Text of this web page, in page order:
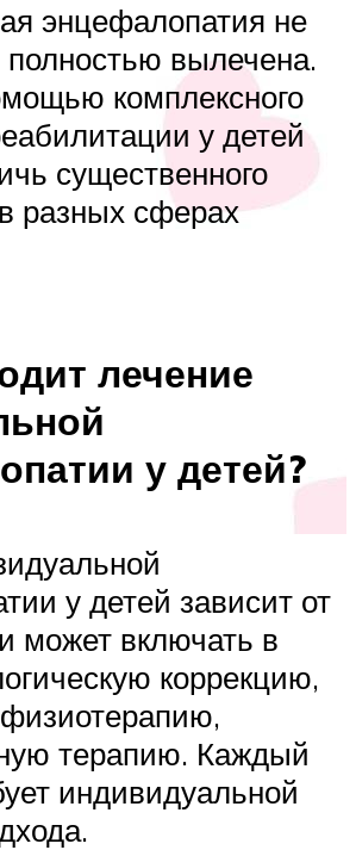
энцефалопатия не
вылечена.
комплексного
у детей
существенного
разных сферах
лечение
у детей?
у детей зависит от
может включать в
коррекцию,
терапию. Каждый
индивидуальной